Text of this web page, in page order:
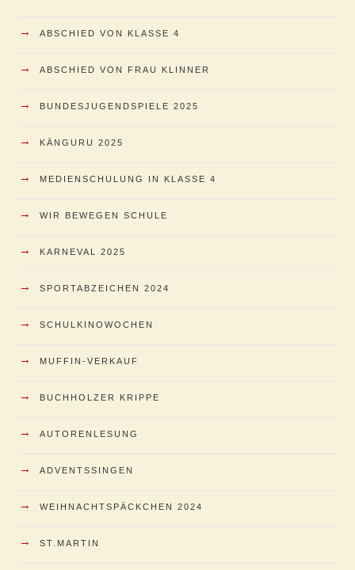
→ ABSCHIED VON KLASSE 4
→ ABSCHIED VON FRAU KLINNER
→ BUNDESJUGENDSPIELE 2025
→ KÄNGURU 2025
→ MEDIENSCHULUNG IN KLASSE 4
→ WIR BEWEGEN SCHULE
→ KARNEVAL 2025
→ SPORTABZEICHEN 2024
→ SCHULKINOWOCHEN
→ MUFFIN-VERKAUF
→ BUCHHOLZER KRIPPE
→ AUTORENLESUNG
→ ADVENTSSINGEN
→ WEIHNACHTSPÄCKCHEN 2024
→ ST.MARTIN